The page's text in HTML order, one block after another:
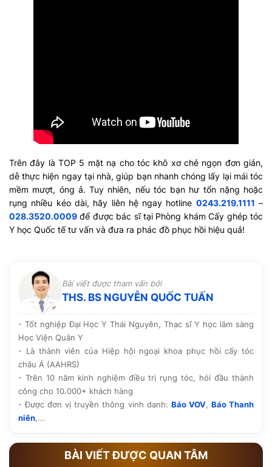
Trên đây là TOP 5 mặt nạ cho tóc khô xơ chẻ ngọn đơn giản,
dễ thực hiện ngay tại nhà, giúp bạn nhanh chóng lấy lại mái tóc
mềm mượt, óng ả. Tuy nhiên, nếu tóc bạn hư tổn nặng hoặc
rụng nhiều kéo dài, hãy liên hệ ngay hotline 0243.219.1111 –
028.3520.0009 để được bác sĩ tại Phòng khám Cấy ghép tóc
Y học Quốc tế tư vấn và đưa ra phác đồ phục hồi hiệu quả!
Bài viết được tham vấn bởi
THS. BS NGUYỄN QUỐC TUẤN
- Tốt nghiệp Đại Học Y Thái Nguyên, Thạc sĩ Y học lâm sàng
Học Viện Quân Y
- Là thành viên của Hiệp hội ngoại khoa phục hồi cấy tóc
châu Á (AAHRS)
- Trên 10 năm kinh nghiệm điều trị rụng tóc, hói đầu thành
công cho 10.000+ khách hàng
- Được đơn vị truyền thông vinh danh: Báo VOV, Báo Thanh
niên,...
BÀI VIẾT ĐƯỢC QUAN TÂM